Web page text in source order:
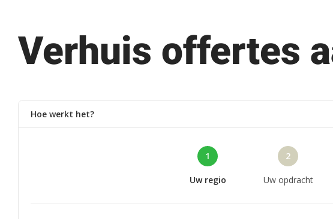
Verhuis offertes